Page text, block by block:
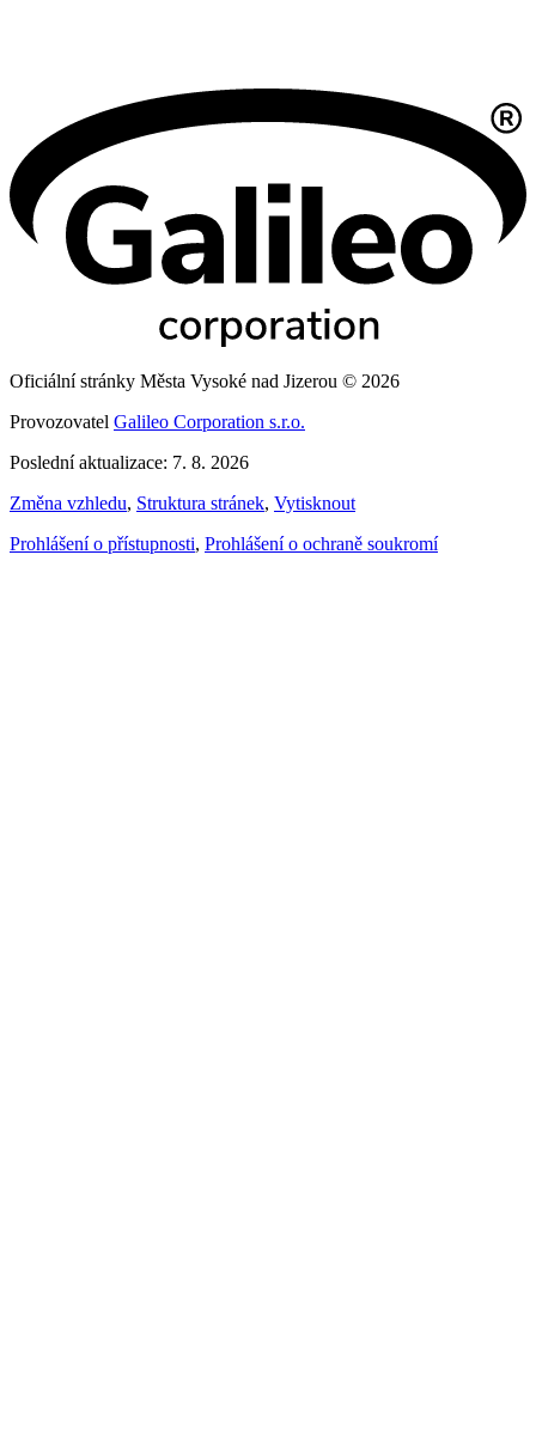
Oficiální stránky Města Vysoké nad Jizerou © 2026
Provozovatel Galileo Corporation s.r.o.
Poslední aktualizace: 7. 8. 2026
Změna vzhledu, Struktura stránek, Vytisknout
Prohlášení o přístupnosti, Prohlášení o ochraně soukromí